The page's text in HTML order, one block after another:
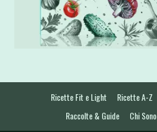
Ricette Fit e Light Ricette A-Z
Raccolte & Guide
Chi Sono